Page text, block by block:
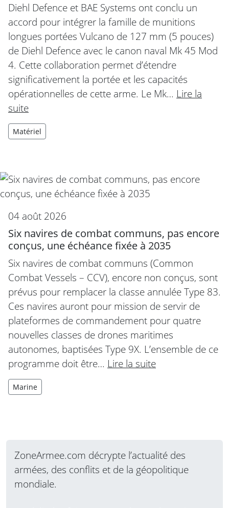
Diehl Defence et BAE Systems ont conclu un
accord pour intégrer la famille de munitions
longues portées Vulcano de 127 mm (5 pouces)
de Diehl Defence avec le canon naval Mk 45 Mod
4. Cette collaboration permet d’étendre
significativement la portée et les capacités
opérationnelles de cette arme. Le Mk… Lire la
suite
Matériel
04 août 2026
Six navires de combat communs, pas encore
conçus, une échéance fixée à 2035
Six navires de combat communs (Common
Combat Vessels – CCV), encore non conçus, sont
prévus pour remplacer la classe annulée Type 83.
Ces navires auront pour mission de servir de
plateformes de commandement pour quatre
nouvelles classes de drones maritimes
autonomes, baptisées Type 9X. L’ensemble de ce
programme doit être… Lire la suite
Marine
ZoneArmee.com décrypte l’actualité des
armées, des conflits et de la géopolitique
mondiale.